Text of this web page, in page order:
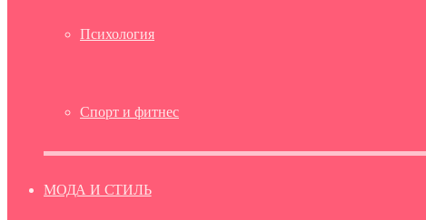
Психология
Спорт и фитнес
МОДА И СТИЛЬ